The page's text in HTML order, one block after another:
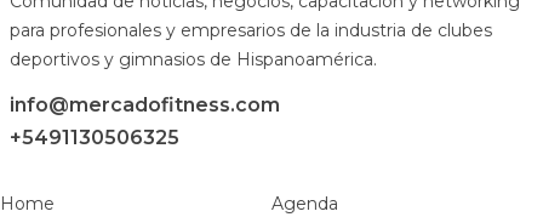
para profesionales y empresarios de la industria de clubes
deportivos y gimnasios de Hispanoamérica.
info@mercadofitness.com
+5491130506325
Home
Agenda